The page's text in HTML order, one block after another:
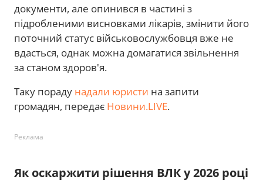
документи, але опинився в частині з
підробленими висновками лікарів, змінити його
поточний статус військовослужбовця вже не
вдасться, однак можна домагатися звільнення
за станом здоров'я.
Таку пораду надали юристи на запити
громадян, передає Новини.LIVE.
Реклама
Як оскаржити рішення ВЛК у 2026 році